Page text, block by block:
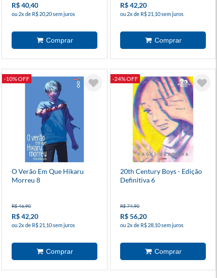
R$ 40,40
ou 2x de R$ 20,20 sem juros
R$ 42,20
ou 2x de R$ 21,10 sem juros
-10% OFF
O Verão Em Que Hikaru
Morreu 8
R$ 46,90
R$ 42,20
ou 2x de R$ 21,10 sem juros
-24% OFF
20th Century Boys - Edição
Definitiva 6
R$ 74,90
R$ 56,20
ou 2x de R$ 28,10 sem juros